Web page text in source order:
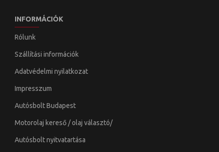
INFORMÁCIÓK
Rólunk
Szállítási információk
Adatvédelmi nyilatkozat
Impresszum
Autósbolt Budapest
Motorolaj kereső / olaj választó/
Autósbolt nyitvatartása